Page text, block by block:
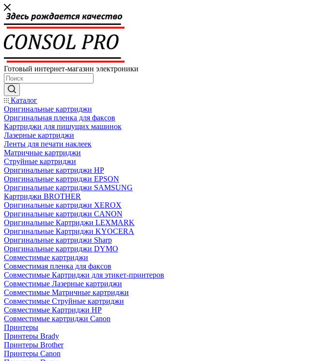
Готовый интернет-магазин электроники
Каталог
Оригинальные картриджи
Оригинальная пленка для факсов
Картриджи для пишущих машинок
Лазерные картриджи
Ленты для печати наклеек
Матричные картриджи
Струйные картриджи
Оригинальные картриджи HP
Оригинальные картриджи EPSON
Оригинальные картриджи SAMSUNG
Картриджи BROTHER
Оригинальные картриджи XEROX
Оригинальные картриджи CANON
Оригинальные Картриджи LEXMARK
Оригинальные Картриджи KYOCERA
Оригинальные картриджи Sharp
Оригинальные картриджи DYMO
Совместимые картриджи
Совместимая пленка для факсов
Совместимые Картриджи для этикет-принтеров
Совместимые Лазерные картриджи
Совместимые Матричные картриджи
Совместимые Струйные картриджи
Совместимые Картриджи HP
Совместимые картриджи Canon
Принтеры
Принтеры Brady
Принтеры Brother
Принтеры Canon